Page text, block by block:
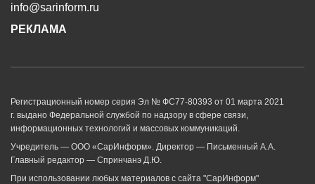
info@sarinform.ru
РЕКЛАМА
Регистрационный номер серия Эл № ФС77-80393 от 01 марта 2021
г. выдано Федеральной службой по надзору в сфере связи,
информационных технологий и массовых коммуникаций.
Учредитель — ООО «СарИнформ». Директор — Письменный А.А.
Главный редактор — Спринчанэ Д.Ю.
При использовании любых материалов с сайта "СарИнформ"